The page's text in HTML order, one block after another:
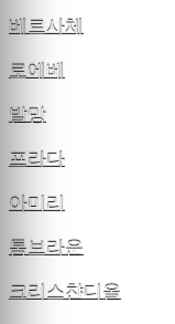
베르사체
로에베
발망
프라다
아미리
톰브라운
크리스챤디올